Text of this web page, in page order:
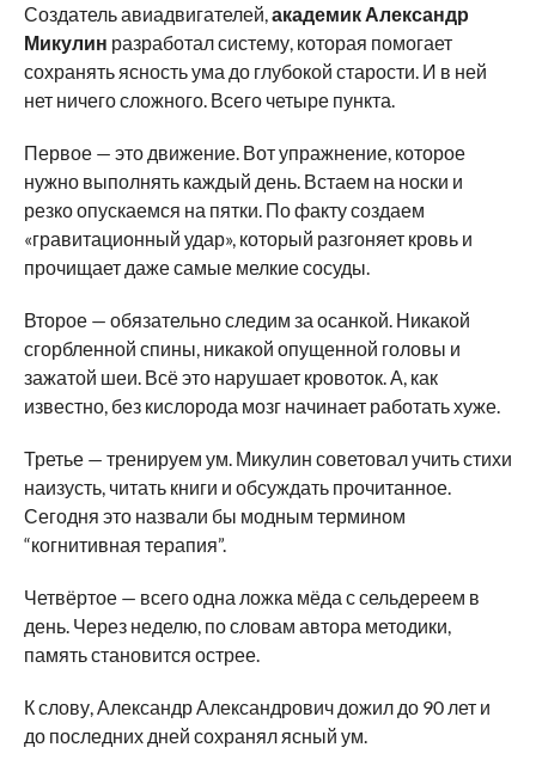
Создатель авиадвигателей, академик Александр
Микулин разработал систему, которая помогает
сохранять ясность ума до глубокой старости. И в ней
нет ничего сложного. Всего четыре пункта.
Первое — это движение. Вот упражнение, которое
нужно выполнять каждый день. Встаем на носки и
резко опускаемся на пятки. По факту создаем
«гравитационный удар», который разгоняет кровь и
прочищает даже самые мелкие сосуды.
Второе — обязательно следим за осанкой. Никакой
сгорбленной спины, никакой опущенной головы и
зажатой шеи. Всё это нарушает кровоток. А, как
известно, без кислорода мозг начинает работать хуже.
Третье — тренируем ум. Микулин советовал учить стихи
наизусть, читать книги и обсуждать прочитанное.
Сегодня это назвали бы модным термином
“когнитивная терапия”.
Четвёртое — всего одна ложка мёда с сельдереем в
день. Через неделю, по словам автора методики,
память становится острее.
К слову, Александр Александрович дожил до 90 лет и
до последних дней сохранял ясный ум.